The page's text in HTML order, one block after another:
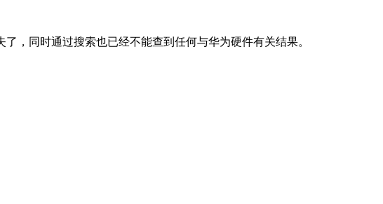
，同时通过搜索也已经不能查到任何与华为硬件有关结果。